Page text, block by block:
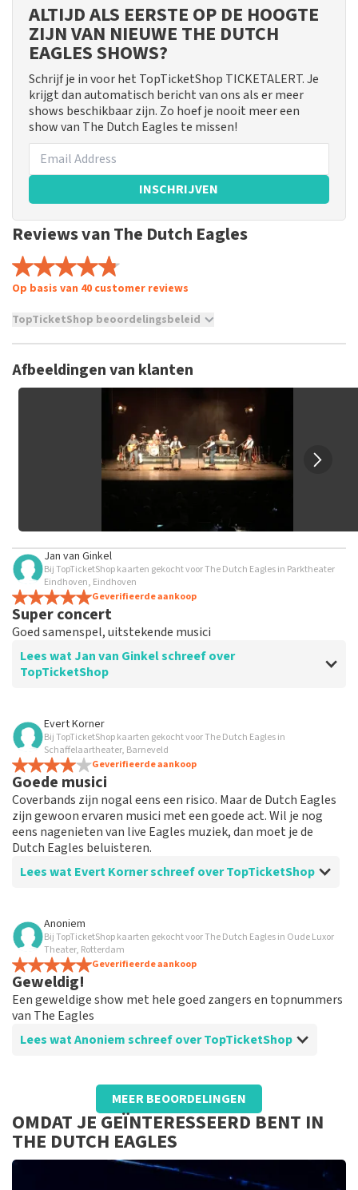
ALTIJD ALS EERSTE OP DE HOOGTE
ZIJN VAN NIEUWE THE DUTCH
EAGLES SHOWS?
Schrijf je in voor het TopTicketShop TICKETALERT. Je
krijgt dan automatisch bericht van ons als er meer
shows beschikbaar zijn. Zo hoef je nooit meer een
show van The Dutch Eagles te missen!
INSCHRIJVEN
Reviews van The Dutch Eagles
Op basis van 40 customer reviews
TopTicketShop beoordelingsbeleid
niet mogelijk om een review achter te laten als je geen
tickets hebt aangeschaft bij TopTicketShop. Reviews met
grof taalgebruik en/of onwaarheden worden niet geplaatst.
Het kan enkele weken duren voordat een review wordt
Afbeeldingen van klanten
Jan van Ginkel
Bij TopTicketShop kaarten gekocht voor The Dutch Eagles in Parktheater
Eindhoven, Eindhoven
Geverifieerde aankoop
Super concert
Goed samenspel, uitstekende musici
Lees wat Jan van Ginkel schreef over
TopTicketShop
Beoordeling van Jan van Ginkel over
Prima geregeld
Evert Korner
Bij TopTicketShop kaarten gekocht voor The Dutch Eagles in
Schaffelaartheater, Barneveld
Geverifieerde aankoop
Goede musici
Coverbands zijn nogal eens een risico. Maar de Dutch Eagles
zijn gewoon ervaren musici met een goede act. Wil je nog
eens nagenieten van live Eagles muziek, dan moet je de
Dutch Eagles beluisteren.
Lees wat Evert Korner schreef over TopTicketShop
Beoordeling van Evert Korner over
Degelijke service.
Ik ben niet zo van online reserveren, maar ben niet
teleurgesteld.
Anoniem
Bij TopTicketShop kaarten gekocht voor The Dutch Eagles in Oude Luxor
Theater, Rotterdam
Geverifieerde aankoop
Geweldig!
Een geweldige show met hele goed zangers en topnummers
van The Eagles
Lees wat Anoniem schreef over TopTicketShop
Beoordeling van Anoniem overTopTicketShop
Prima
MEER BEOORDELINGEN
OMDAT JE GEÏNTERESSEERD BENT IN
THE DUTCH EAGLES